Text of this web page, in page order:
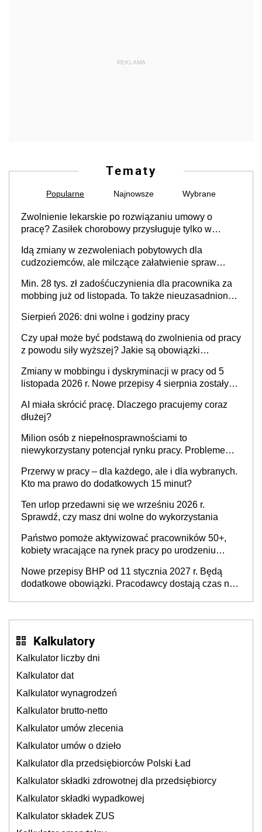
REKLAMA
Tematy
Popularne Najnowsze Wybrane
Zwolnienie lekarskie po rozwiązaniu umowy o
pracę? Zasiłek chorobowy przysługuje tylko w
stosunku pracy
Idą zmiany w zezwoleniach pobytowych dla
cudzoziemców, ale milczące załatwienie spraw
Min. 28 tys. zł zadośćuczynienia dla pracownika za
mobbing już od listopada. To także nieuzasadniona
Sierpień 2026: dni wolne i godziny pracy
Czy upał może być podstawą do zwolnienia od pracy
z powodu siły wyższej? Jakie są obowiązki
Zmiany w mobbingu i dyskryminacji w pracy od 5
listopada 2026 r. Nowe przepisy 4 sierpnia zostały
AI miała skrócić pracę. Dlaczego pracujemy coraz
dłużej?
Milion osób z niepełnosprawnościami to
niewykorzystany potencjał rynku pracy. Problemem
refundacji, ale bariery po stronie systemu i
świadomości pracodawców [WYWIAD]
Przerwy w pracy – dla każdego, ale i dla wybranych.
Kto ma prawo do dodatkowych 15 minut?
Ten urlop przedawni się we wrześniu 2026 r.
Sprawdź, czy masz dni wolne do wykorzystania
Państwo pomoże aktywizować pracowników 50+,
kobiety wracające na rynek pracy po urodzeniu
neuroatypowe. Powstanie Fundusz na rzecz
Inkluzywności w Zatrudnianiu?
Nowe przepisy BHP od 11 stycznia 2027 r. Będą
dodatkowe obowiązki. Pracodawcy dostają czas na
Kalkulatory
Kalkulator liczby dni
Kalkulator dat
Kalkulator wynagrodzeń
Kalkulator brutto-netto
Kalkulator umów zlecenia
Kalkulator umów o dzieło
Kalkulator dla przedsiębiorców Polski Ład
Kalkulator składki zdrowotnej dla przedsiębiorcy
Kalkulator składki wypadkowej
Kalkulator składek ZUS